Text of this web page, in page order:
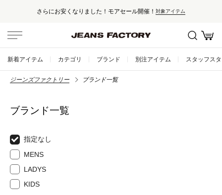
さらにお安くなりました！モアセール開催！ 対象アイテム
新着アイテム カテゴリ ブランド 別注アイテム スタッフス
ジーンズファクトリー ブランド一覧
ブランド一覧
指定なし
MENS
LADYS
KIDS